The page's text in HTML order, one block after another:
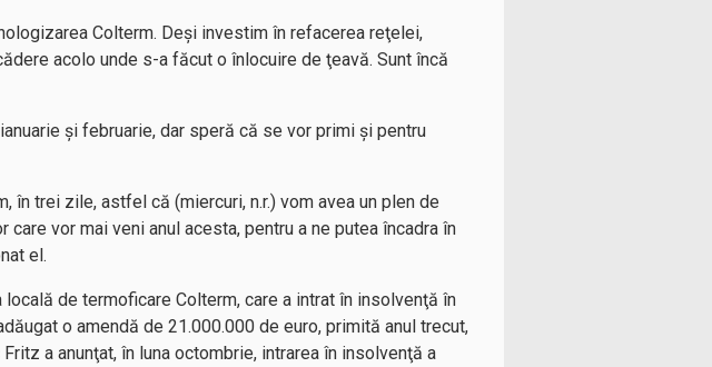
Colterm. Deşi investim în refacerea reţelei,
acolo unde s-a făcut o înlocuire de ţeavă. Sunt încă
şi februarie, dar speră că se vor primi şi pentru
în trei zile, astfel că (miercuri, n.r.) vom avea un plen de
vor mai veni anul acesta, pentru a ne putea încadra în
el.
de termoficare Colterm, care a intrat în insolvenţă în
o amendă de 21.000.000 de euro, primită anul trecut,
a anunţat, în luna octombrie, intrarea în insolvenţă a